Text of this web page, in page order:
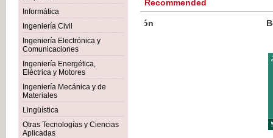
Informática
Ingeniería Civil
Ingeniería Electrónica y
Comunicaciones
Ingeniería Energética,
Eléctrica y Motores
Ingeniería Mecánica y de
Materiales
Lingüística
Otras Tecnologías y Ciencias
Aplicadas
Recommended
Botánica Agroalimentaria